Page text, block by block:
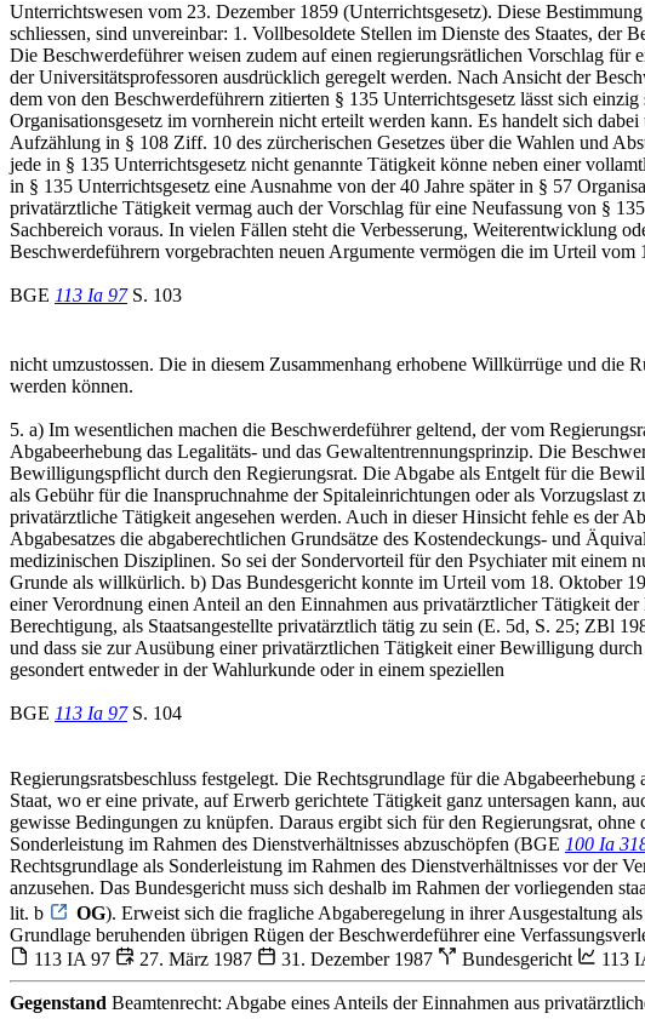
Unterrichtswesen vom 23. Dezember 1859 (Unterrichtsgesetz). Diese
schliessen, sind unvereinbar: 1. Vollbesoldete Stellen im Dienste des Staates,
Die Beschwerdeführer weisen zudem auf einen regierungsrätlichen Vorschlag
der Universitätsprofessoren ausdrücklich geregelt werden. Nach Ansicht der
dem von den Beschwerdeführern zitierten § 135 Unterrichtsgesetz lässt sich
Organisationsgesetz im vornherein nicht erteilt werden kann. Es handelt sich
Aufzählung in § 108 Ziff. 10 des zürcherischen Gesetzes über die Wahlen und
jede in § 135 Unterrichtsgesetz nicht genannte Tätigkeit könne neben einer
in § 135 Unterrichtsgesetz eine Ausnahme von der 40 Jahre später in § 57
privatärztliche Tätigkeit vermag auch der Vorschlag für eine Neufassung von §
Sachbereich voraus. In vielen Fällen steht die Verbesserung, Weiterentwicklung
Beschwerdeführern vorgebrachten neuen Argumente vermögen die im Urteil
BGE 113 Ia 97S. 103
nicht umzustossen. Die in diesem Zusammenhang erhobene Willkürrüge und die
werden können.
5. a) Im wesentlichen machen die Beschwerdeführer geltend, der vom
Abgabeerhebung das Legalitäts- und das Gewaltentrennungsprinzip. Die
Bewilligungspflicht durch den Regierungsrat. Die Abgabe als Entgelt für die
als Gebühr für die Inanspruchnahme der Spitaleinrichtungen oder als
privatärztliche Tätigkeit angesehen werden. Auch in dieser Hinsicht fehle es der
Abgabesatzes die abgaberechtlichen Grundsätze des Kostendeckungs- und
medizinischen Disziplinen. So sei der Sondervorteil für den Psychiater mit einem
Grunde als willkürlich. b) Das Bundesgericht konnte im Urteil vom 18. Oktober
einer Verordnung einen Anteil an den Einnahmen aus privatärztlicher Tätigkeit
Berechtigung, als Staatsangestellte privatärztlich tätig zu sein (E. 5d, S. 25; ZBl
und dass sie zur Ausübung einer privatärztlichen Tätigkeit einer Bewilligung
gesondert entweder in der Wahlurkunde oder in einem speziellen
BGE 113 Ia 97S. 104
Regierungsratsbeschluss festgelegt. Die Rechtsgrundlage für die
Staat, wo er eine private, auf Erwerb gerichtete Tätigkeit ganz untersagen kann,
gewisse Bedingungen zu knüpfen. Daraus ergibt sich für den Regierungsrat,
Sonderleistung im Rahmen des Dienstverhältnisses abzuschöpfen (BGE 100 Ia
Rechtsgrundlage als Sonderleistung im Rahmen des Dienstverhältnisses vor der
anzusehen. Das Bundesgericht muss sich deshalb im Rahmen der vorliegenden
lit. b
OG). Erweist sich die fragliche Abgaberegelung in ihrer Ausgestaltung
Grundlage beruhenden übrigen Rügen der Beschwerdeführer eine
113 IA 97
27. März 1987 31. Dezember 1987 Bundesgericht 113
Gegenstand Beamtenrecht: Abgabe eines Anteils der Einnahmen aus